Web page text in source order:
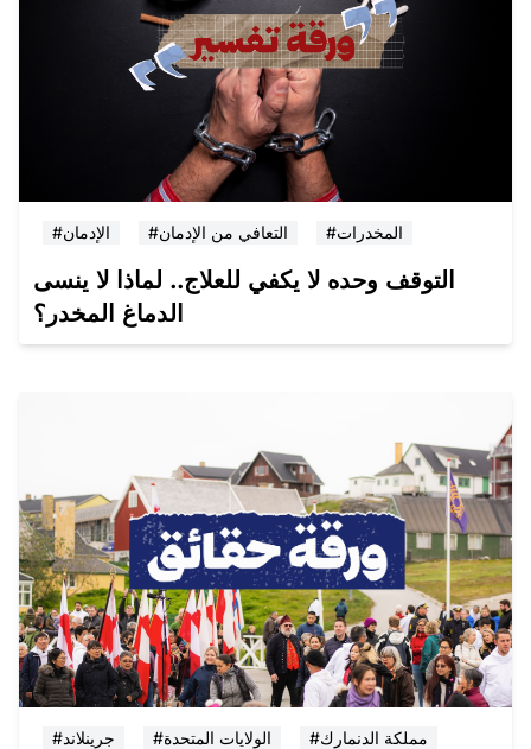
#الإدمان #التعافي من الإدمان #المخدرات
التوقف وحده لا يكفي للعلاج.. لماذا لا ينسى
الدماغ المخدر؟
#جرينلاند #الولايات المتحدة #مملكة الدنمارك